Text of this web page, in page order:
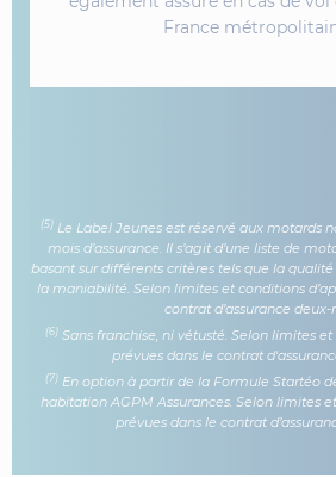
France
(5)Le Label Jeunes est réservé aux motards
mois d’assurance. Il s’agit d’une liste de
basant sur différents critères tels que la
la maniabilité. Selon limites et conditions
contrat d’assurance deux-
(6)Sans franchise, ni vétusté. Selon limites
prévues dans le contrat
(7)En option à partir de la Formule Startéo
habitation AGPM Assurances. Selon limites
prévues dans le contrat